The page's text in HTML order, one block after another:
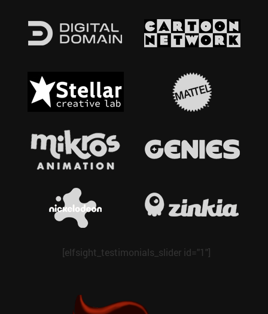
[elfsight_testimonials_slider id="1"]